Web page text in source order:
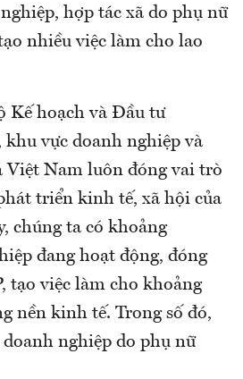
hợp tác xã do phụ nữ
nhiều việc làm cho lao
Kế hoạch và Đầu tư
vực doanh nghiệp và
Việt Nam luôn đóng vai trò
triển kinh tế, xã hội của
chúng ta có khoảng
đang hoạt động, đóng
tạo việc làm cho khoảng
nền kinh tế. Trong số đó,
nghiệp do phụ nữ